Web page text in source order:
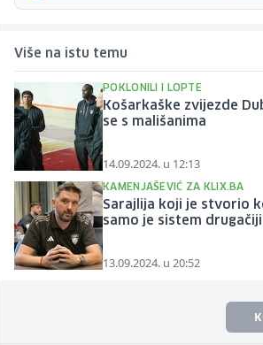
Više na istu temu
POKLONILI I LOPTE
Košarkaške zvijezde
se s mališanima
14.09.2024. u 12:13
KAMENJAŠEVIĆ ZA KLIX.BA
Sarajlija koji je stvorio
samo je sistem drugačiji
13.09.2024. u 20:52